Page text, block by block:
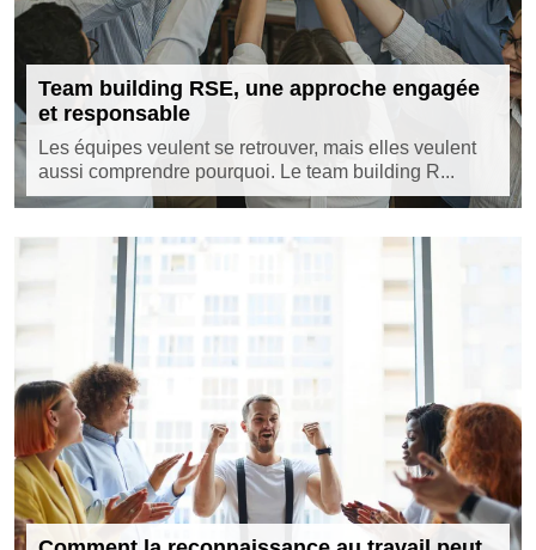
Team building RSE, une approche engagée
et responsable
Les équipes veulent se retrouver, mais elles veulent
aussi comprendre pourquoi. Le team building R...